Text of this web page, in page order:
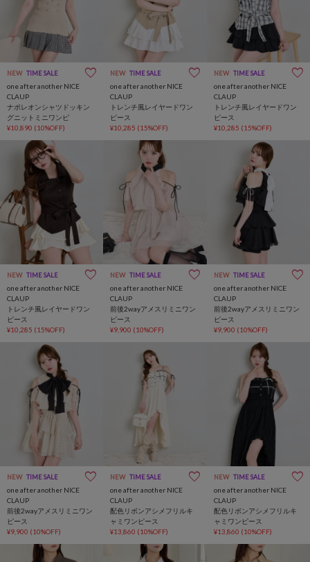
NEW TIME SALE
one after another NICE
CLAUP
ナポレオンシャツドッキン
グニットミニワンピ
¥10,890 (10%OFF)
NEW TIME SALE
one after another NICE
CLAUP
トレンチ風レイヤードワン
ピース
¥10,285 (15%OFF)
NEW TIME SALE
one after another NICE
CLAUP
トレンチ風レイヤードワン
ピース
¥10,285 (15%OFF)
NEW TIME SALE
one after another NICE
CLAUP
トレンチ風レイヤードワン
ピース
¥10,285 (15%OFF)
NEW TIME SALE
one after another NICE
CLAUP
前後2wayアメスリミニワン
ピース
¥9,900 (10%OFF)
NEW TIME SALE
one after another NICE
CLAUP
前後2wayアメスリミニワン
ピース
¥9,900 (10%OFF)
NEW TIME SALE
one after another NICE
CLAUP
前後2wayアメスリミニワン
ピース
¥9,900 (10%OFF)
NEW TIME SALE
one after another NICE
CLAUP
配色リボンアシメフリルキ
ャミワンピース
¥13,860 (10%OFF)
NEW TIME SALE
one after another NICE
CLAUP
配色リボンアシメフリルキ
ャミワンピース
¥13,860 (10%OFF)